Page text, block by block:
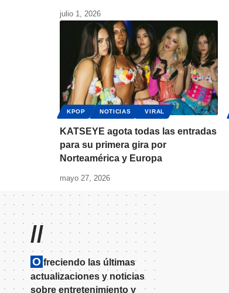
julio 1, 2026
KPOP NOTICIAS VIRAL
KATSEYE agota todas las entradas
para su primera gira por
Norteamérica y Europa
mayo 27, 2026
//
O freciendo las últimas
actualizaciones y noticias
sobre entretenimiento y